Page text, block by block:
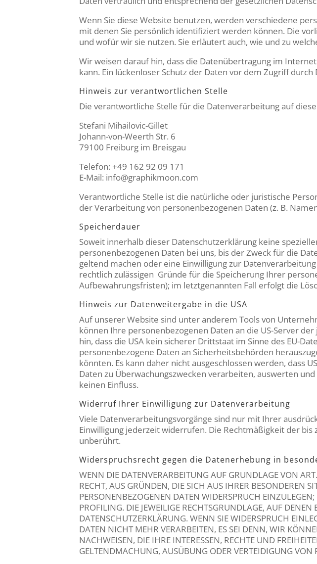
Wenn Sie diese Website benutzen, werden verschiedene
mit denen Sie persönlich identifiziert werden können. Die
und wofür wir sie nutzen. Sie erläutert auch, wie und zu
Wir weisen darauf hin, dass die Datenübertragung im
kann. Ein lückenloser Schutz der Daten vor dem Zugriff
Hinweis zur verantwortlichen Stelle
Die verantwortliche Stelle für die Datenverarbeitung auf
Stefani Mihailovic-Gillet
Johann-von-Weerth Str. 6
79100 Freiburg im Breisgau
Telefon: +49 162 92 09 171
E-Mail: info@graphikmoon.com
Verantwortliche Stelle ist die natürliche oder juristische
der Verarbeitung von personenbezogenen Daten (z. B.
Speicherdauer
Soweit innerhalb dieser Datenschutzerklärung keine
personenbezogenen Daten bei uns, bis der Zweck für die
geltend machen oder eine Einwilligung zur
rechtlich zulässigen Gründe für die Speicherung Ihrer
Aufbewahrungsfristen); im letztgenannten Fall erfolgt die
Hinweis zur Datenweitergabe in die USA
Auf unserer Website sind unter anderem Tools von
können Ihre personenbezogenen Daten an die US-Server
hin, dass die USA kein sicherer Drittstaat im Sinne des EU-
personenbezogene Daten an Sicherheitsbehörden
könnten. Es kann daher nicht ausgeschlossen werden, dass
Daten zu Überwachungszwecken verarbeiten, auswerten
keinen Einfluss.
Widerruf Ihrer Einwilligung zur Datenverarbeitung
Viele Datenverarbeitungsvorgänge sind nur mit Ihrer
Einwilligung jederzeit widerrufen. Die Rechtmäßigkeit der
unberührt.
Widerspruchsrecht gegen die Datenerhebung in
WENN DIE DATENVERARBEITUNG AUF GRUNDLAGE VON
RECHT, AUS GRÜNDEN, DIE SICH AUS IHRER BESONDEREN
PERSONENBEZOGENEN DATEN WIDERSPRUCH
PROFILING. DIE JEWEILIGE RECHTSGRUNDLAGE, AUF
DATENSCHUTZERKLÄRUNG. WENN SIE WIDERSPRUCH
DATEN NICHT MEHR VERARBEITEN, ES SEI DENN, WIR
NACHWEISEN, DIE IHRE INTERESSEN, RECHTE UND
GELTENDMACHUNG, AUSÜBUNG ODER VERTEIDIGUNG